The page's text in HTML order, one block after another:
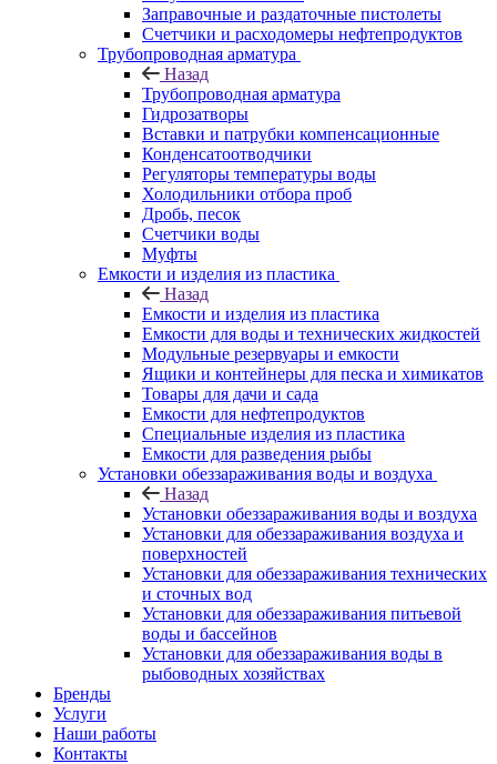
Заправочные и раздаточные пистолеты
Счетчики и расходомеры нефтепродуктов
Трубопроводная арматура
Назад
Трубопроводная арматура
Гидрозатворы
Вставки и патрубки компенсационные
Конденсатоотводчики
Регуляторы температуры воды
Холодильники отбора проб
Дробь, песок
Счетчики воды
Муфты
Емкости и изделия из пластика
Назад
Емкости и изделия из пластика
Емкости для воды и технических жидкостей
Модульные резервуары и емкости
Ящики и контейнеры для песка и химикатов
Товары для дачи и сада
Емкости для нефтепродуктов
Специальные изделия из пластика
Емкости для разведения рыбы
Установки обеззараживания воды и воздуха
Назад
Установки обеззараживания воды и воздуха
Установки для обеззараживания воздуха и
поверхностей
Установки для обеззараживания технических
и сточных вод
Установки для обеззараживания питьевой
воды и бассейнов
Установки для обеззараживания воды в
рыбоводных хозяйствах
Бренды
Услуги
Наши работы
Контакты